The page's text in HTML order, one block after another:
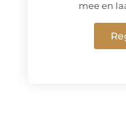
mee en